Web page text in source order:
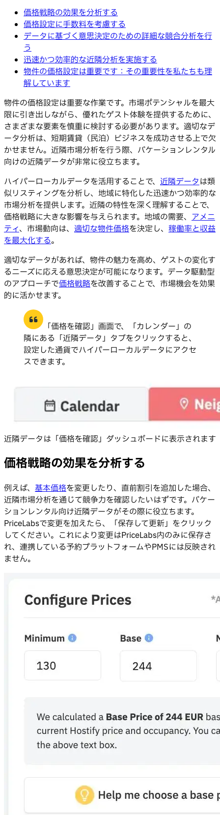
価格戦略の効果を分析する
価格設定に手数料を考慮する
データに基づく意思決定のための詳細な競合分析を行
う
迅速かつ効率的な近隣分析を実施する
物件の価格設定は重要です：その重要性を私たちも理
解しています
物件の価格設定は重要な作業です。市場ポテンシャルを最大
限に引き出しながら、優れたゲスト体験を提供するために、
さまざまな要素を慎重に検討する必要があります。適切なデ
ータ分析は、短期賃貸（民泊）ビジネスを成功させる上で欠
かせません。近隣市場分析を行う際、バケーションレンタル
向けの近隣データが非常に役立ちます。
ハイパーローカルデータを活用することで、 近隣データは類
似リスティングを分析し、地域に特化した迅速かつ効率的な
市場分析を提供します。近隣の特性を深く理解することで、
価格戦略に大きな影響を与えられます。地域の需要、 アメニ
ティ、市場動向は、 適切な物件価格を決定し、 稼働率と収益
を最大化する。
適切なデータがあれば、物件の魅力を高め、ゲストの変化す
るニーズに応える意思決定が可能になります。データ駆動型
のアプローチで価格戦略を改善することで、市場機会を効果
的に活かせます。
「価格を確認」画面で、「カレンダー」の
隣にある「近隣データ」タブをクリックすると、
設定した通貨でハイパーローカルデータにアクセ
スできます。
近隣データは「価格を確認」ダッシュボードに表示されます
価格戦略の効果を分析する
例えば、 基本価格を変更したり、直前割引を追加した場合、
近隣市場分析を通じて競争力を確認したいはずです。バケー
ションレンタル向け近隣データがその際に役立ちます。
PriceLabsで変更を加えたら、「保存して更新」をクリック
してください。これにより変更はPriceLabs内のみに保存さ
れ、連携している予約プラットフォームやPMSには反映され
ません。